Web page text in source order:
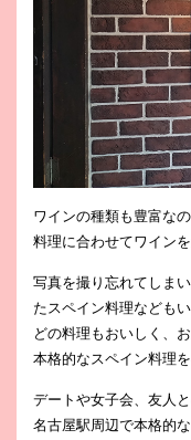
ワインの種類も豊富な
料理に合わせてワイン
写真を撮り忘れてしま
たスペイン料理などもい
どの料理もおいしく、
本格的なスペイン料理
デートや女子会、友人
名古屋駅周辺で本格的